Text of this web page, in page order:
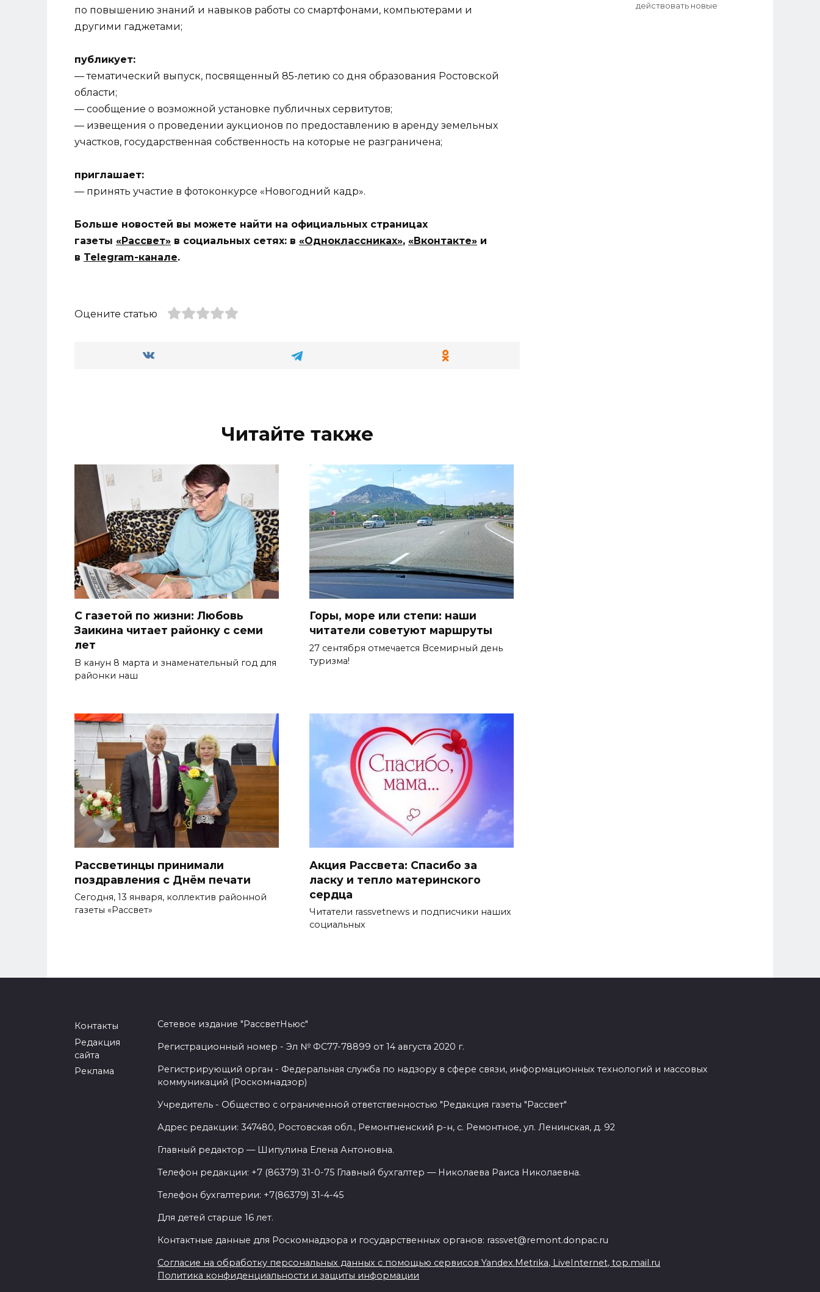
по повышению знаний и навыков работы со смартфонами, компьютерами и
другими гаджетами;
публикует:
— тематический выпуск, посвященный 85-летию со дня образования Ростовской
области;
— сообщение о возможной установке публичных сервитутов;
— извещения о проведении аукционов по предоставлению в аренду земельных
участков, государственная собственность на которые не разграничена;
приглашает:
— принять участие в фотоконкурсе «Новогодний кадр».
Больше новостей вы можете найти на официальных страницах
газеты «Рассвет» в социальных сетях: в «Одноклассниках», «Вконтакте» и
в Telegram-канале.
Оцените статью
Читайте также
С газетой по жизни: Любовь
Заикина читает районку с семи
лет
В канун 8 марта и знаменательный год для
районки наш
Горы, море или степи: наши
читатели советуют маршруты
27 сентября отмечается Всемирный день
туризма!
Рассветинцы принимали
поздравления с Днём печати
Сегодня, 13 января, коллектив районной
газеты «Рассвет»
Акция Рассвета: Спасибо за
ласку и тепло материнского
сердца
Читатели rassvetnews и подписчики наших
социальных
действовать новые
Контакты
Редакция
сайта
Реклама
Сетевое издание "РассветНьюс"
Регистрационный номер - Эл № ФС77-78899 от 14 августа 2020 г.
Регистрирующий орган - Федеральная служба по надзору в сфере связи, информационных технологий и массовых
коммуникаций (Роскомнадзор)
Учредитель - Общество с ограниченной ответственностью "Редакция газеты "Рассвет"
Адрес редакции: 347480, Ростовская обл., Ремонтненский р-н, с. Ремонтное, ул. Ленинская, д. 92
Главный редактор — Шипулина Елена Антоновна.
Телефон редакции: +7 (86379) 31-0-75 Главный бухгалтер — Николаева Раиса Николаевна.
Телефон бухгалтерии: +7(86379) 31-4-45
Для детей старше 16 лет.
Контактные данные для Роскомнадзора и государственных органов: rassvet@remont.donpac.ru
Согласие на обработку персональных данных с помощью сервисов Yandex.Metrika, LiveInternet, top.mail.ru
Политика конфиденциальности и защиты информации